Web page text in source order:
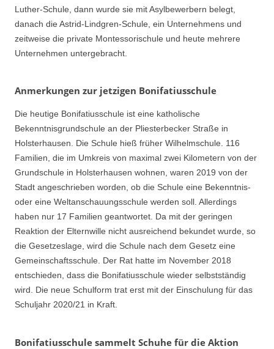
Luther-Schule, dann wurde sie mit Asylbewerbern belegt,
danach die Astrid-Lindgren-Schule, ein Unternehmens und
zeitweise die private Montessorischule und heute mehrere
Unternehmen untergebracht.
Anmerkungen zur jetzigen Bonifatiusschule
Die heutige Bonifatiusschule ist eine katholische
Bekenntnisgrundschule an der Pliesterbecker Straße in
Holsterhausen. Die Schule hieß früher Wilhelmschule. 116
Familien, die im Umkreis von maximal zwei Kilometern von der
Grundschule in Holsterhausen wohnen, waren 2019 von der
Stadt angeschrieben worden, ob die Schule eine Bekenntnis-
oder eine Weltanschauungsschule werden soll. Allerdings
haben nur 17 Familien geantwortet. Da mit der geringen
Reaktion der Elternwille nicht ausreichend bekundet wurde, so
die Gesetzeslage, wird die Schule nach dem Gesetz eine
Gemeinschaftsschule. Der Rat hatte im November 2018
entschieden, dass die Bonifatiusschule wieder selbstständig
wird. Die neue Schulform trat erst mit der Einschulung für das
Schuljahr 2020/21 in Kraft.
Bonifatiusschule sammelt Schuhe für die Aktion